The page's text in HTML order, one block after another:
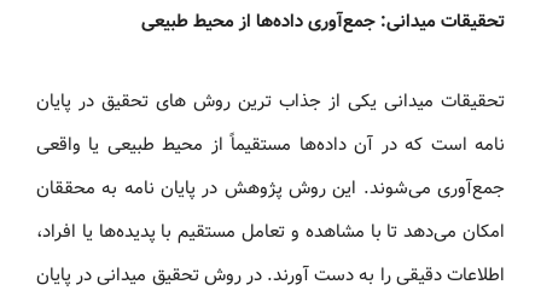
تحقیقات میدانی: جمع‌آوری داده‌ها از محیط طبیعی
تحقیقات میدانی یکی از جذاب‌ ترین روش های تحقیق در پایان‌
نامه است که در آن داده‌ها مستقیماً از محیط طبیعی یا واقعی
جمع‌آوری می‌شوند. این روش پژوهش در پایان‌ نامه به محققان
امکان می‌دهد تا با مشاهده و تعامل مستقیم با پدیده‌ها یا افراد،
اطلاعات دقیقی را به دست آورند. در روش تحقیق میدانی در پایان‌